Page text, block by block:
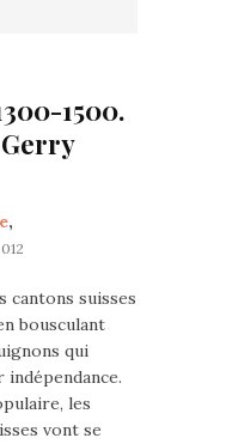
1500.
,
cantons suisses
bousculant
qui
les
vont se